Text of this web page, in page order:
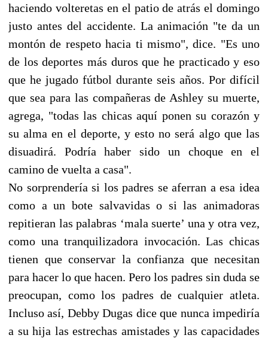
haciendo volteretas en el patio de atrás el domingo
justo antes del accidente. La animación "te da un
montón de respeto hacia ti mismo", dice. "Es uno
de los deportes más duros que he practicado y eso
que he jugado fútbol durante seis años. Por difícil
que sea para las compañeras de Ashley su muerte,
agrega, "todas las chicas aquí ponen su corazón y
su alma en el deporte, y esto no será algo que las
disuadirá. Podría haber sido un choque en el
camino de vuelta a casa".
No sorprendería si los padres se aferran a esa idea
como a un bote salvavidas o si las animadoras
repitieran las palabras ‘mala suerte’ una y otra vez,
como una tranquilizadora invocación. Las chicas
tienen que conservar la confianza que necesitan
para hacer lo que hacen. Pero los padres sin duda se
preocupan, como los padres de cualquier atleta.
Incluso así, Debby Dugas dice que nunca impediría
a su hija las estrechas amistades y las capacidades